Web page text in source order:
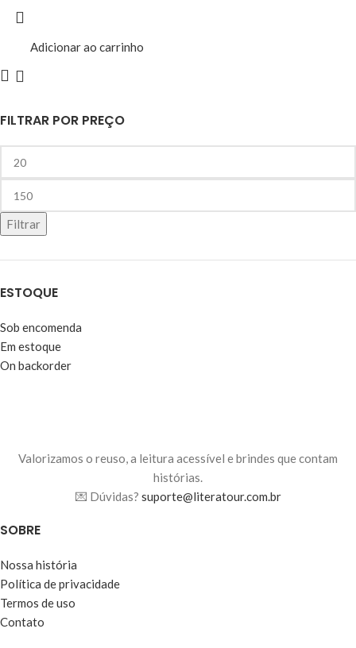
FILTRAR POR PREÇO
Filtrar
ESTOQUE
Sob encomenda
Em estoque
On backorder
Adicionar ao carrinho
Valorizamos o reuso, a leitura acessível e brindes que contam
histórias.
💌 Dúvidas? suporte@literatour.com.br
SOBRE
Nossa história
Política de privacidade
Termos de uso
Contato